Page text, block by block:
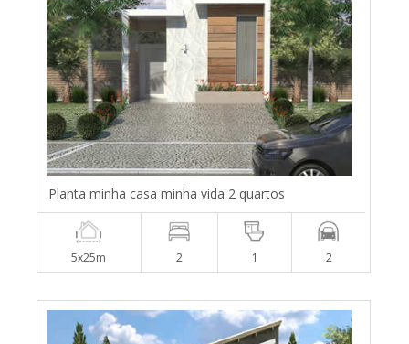
Planta minha casa minha vida 2 quartos
5x25m 2 1 2